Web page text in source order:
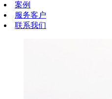
案例
服务客户
联系我们